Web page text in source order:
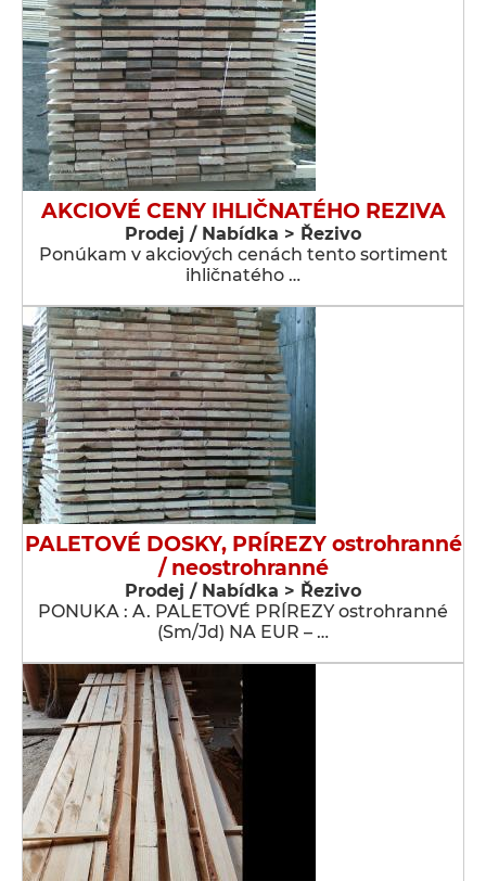
AKCIOVÉ CENY IHLIČNATÉHO REZIVA
Prodej / Nabídka > Řezivo
Ponúkam v akciových cenách tento sortiment
ihličnatého …
PALETOVÉ DOSKY, PRÍREZY ostrohranné
/ neostrohranné
Prodej / Nabídka > Řezivo
PONUKA : A. PALETOVÉ PRÍREZY ostrohranné
(Sm/Jd) NA EUR – …